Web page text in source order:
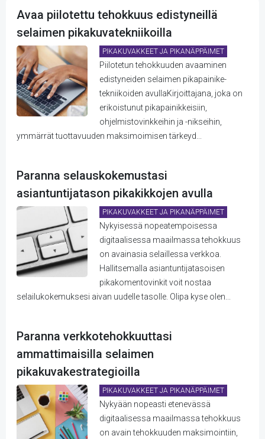
Avaa piilotettu tehokkuus edistyneillä
selaimen pikakuvatekniikoilla
PIKAKUVAKKEET JA PIKANÄPPÄIMET
Piilotetun tehokkuuden avaaminen
edistyneiden selaimen pikapainike-
tekniikoiden avullaKirjoittajana, joka on
erikoistunut pikapainikkeisiin,
ohjelmistovinkkeihin ja -nikseihin,
ymmärrät tuottavuuden maksimoimisen tärkeyd...
Paranna selauskokemustasi
asiantuntijatason pikakikkojen avulla
PIKAKUVAKKEET JA PIKANÄPPÄIMET
Nykyisessä nopeatempoisessa
digitaalisessa maailmassa tehokkuus
on avainasia selaillessa verkkoa.
Hallitsemalla asiantuntijatasoisen
pikakomentovinkit voit nostaa
selailukokemuksesi aivan uudelle tasolle. Olipa kyse olen...
Paranna verkkotehokkuuttasi
ammattimaisilla selaimen
pikakuvakestrategioilla
PIKAKUVAKKEET JA PIKANÄPPÄIMET
Nykyään nopeasti etenevässä
digitaalisessa maailmassa tehokkuus
on avain tehokkuuden maksimointiin,